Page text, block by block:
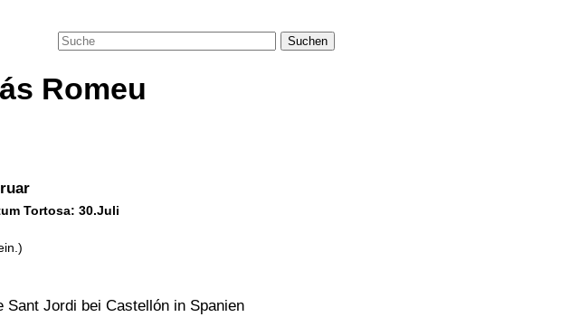
Suchen
Romeu
Tortosa: 30.Juli
Sant Jordi bei Castellón in Spanien